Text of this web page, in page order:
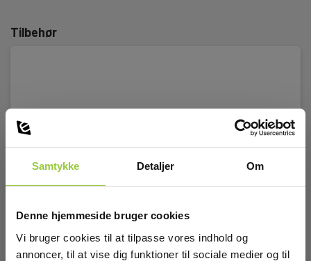
Samtykke Detaljer Om
Denne hjemmeside bruger cookies
Vi bruger cookies til at tilpasse vores indhold og
annoncer, til at vise dig funktioner til sociale medier og til
Tilbehør